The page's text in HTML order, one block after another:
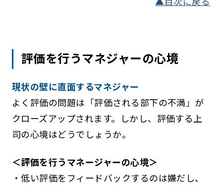
評価を行うマネジャーの心境
現状の壁に直面するマネジャー
よく評価の問題は「評価される部下の不満」が
クローズアップされます。しかし、評価する上
司の心境はどうでしょうか。
＜評価を行うマネージャーの心境＞
・低い評価をフィードバックするのは嫌だし、